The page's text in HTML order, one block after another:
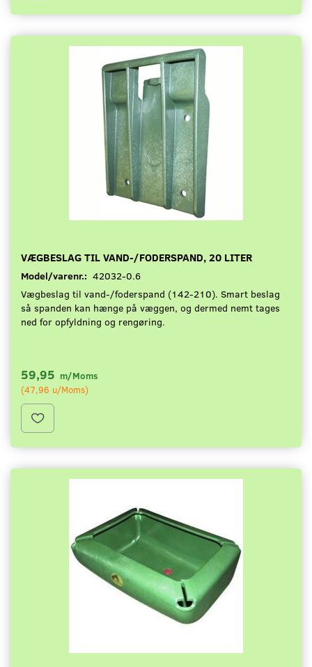
VÆGBESLAG TIL VAND-/FODERSPAND, 20 LITER
Model/varenr.: 42032-0.6
Vægbeslag til vand-/foderspand (142-210). Smart beslag
så spanden kan hænge på væggen, og dermed nemt tages
ned for opfyldning og rengøring.
59,95 m/Moms
(47,96 u/Moms)